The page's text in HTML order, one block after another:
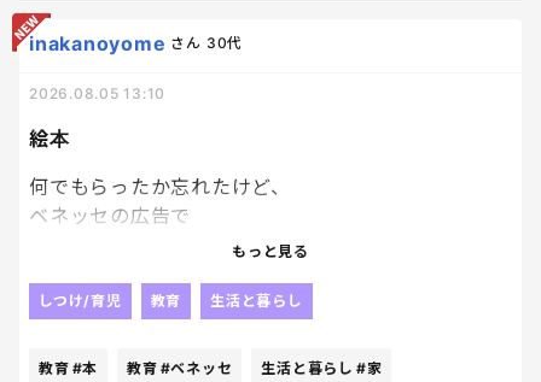
絵本
inakanoyome さん 30代
2026.08.05 13:10
何でもらったか忘れたけど、
ベネッセの広告で
どうせぺらっぺらの本が届くんだろうな、
絵本大好き人間の長男にと、
もっと見る
しつけ/育児 教育 生活と暮らし
教育 #本 教育 #ベネッセ 生活と暮らし #家